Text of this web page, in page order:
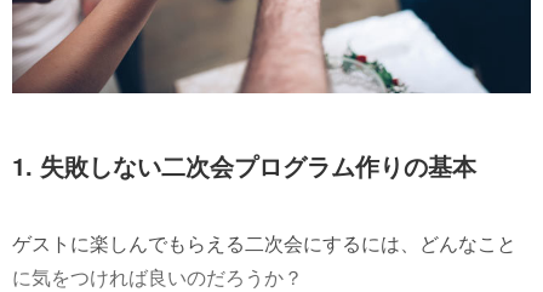
1. 失敗しない二次会プログラム作りの基本
ゲストに楽しんでもらえる二次会にするには、どんなこと
に気をつければ良いのだろうか？